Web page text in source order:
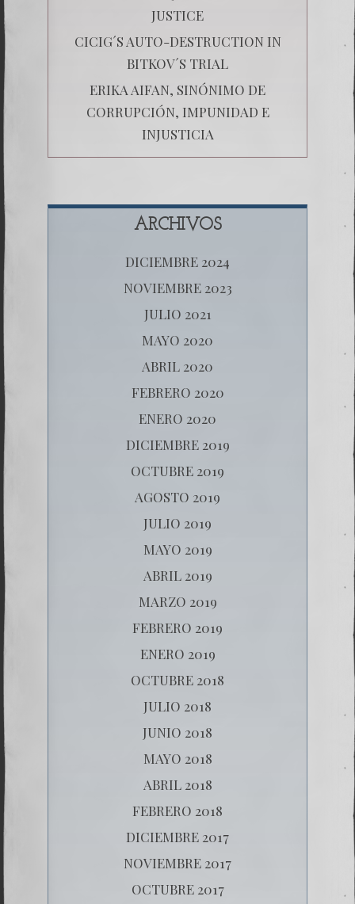
JUSTICE
CICIG´S AUTO-DESTRUCTION IN
BITKOV´S TRIAL
ERIKA AIFAN, SINÓNIMO DE
CORRUPCIÓN, IMPUNIDAD E
INJUSTICIA
ARCHIVOS
DICIEMBRE 2024
NOVIEMBRE 2023
JULIO 2021
MAYO 2020
ABRIL 2020
FEBRERO 2020
ENERO 2020
DICIEMBRE 2019
OCTUBRE 2019
AGOSTO 2019
JULIO 2019
MAYO 2019
ABRIL 2019
MARZO 2019
FEBRERO 2019
ENERO 2019
OCTUBRE 2018
JULIO 2018
JUNIO 2018
MAYO 2018
ABRIL 2018
FEBRERO 2018
DICIEMBRE 2017
NOVIEMBRE 2017
OCTUBRE 2017